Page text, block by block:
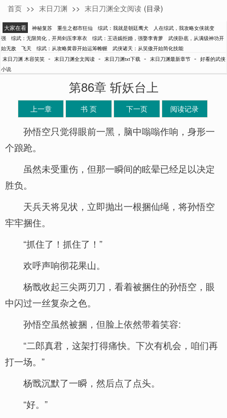
木容笑笑
首页 >> 末日刀渊 >> 末日刀渊全文阅读 (目录)
大家在看 神秘复苏 重生之都市狂仙 综武：我就是朝廷鹰犬
人在综武，我攻略女侠就变
强
综武：无限简化，开局剑压李寒衣 综武：王语嫣拒婚，强娶李青萝
武侠卧底，从满级神功开
始无敌
飞天 综武：从攻略黄蓉开始运筹帷幄
武侠诸天：从笑傲开始简化技能
末日刀渊 木容笑笑 - 末日刀渊全文阅读 - 末日刀渊txt下载 - 末日刀渊最新章节 - 好看的武侠
小说
第86章 斩妖台上
上一章 书 页 下一页 阅读记录
孙悟空只觉得眼前一黑，脑中嗡嗡作响，身形一
个踉跄。
虽然未受重伤，但那一瞬间的眩晕已经足以决定
胜负。
天兵天将见状，立即抛出一根捆仙绳，将孙悟空
牢牢捆住。
“抓住了！抓住了！”
欢呼声响彻花果山。
杨戬收起三尖两刃刀，看着被捆住的孙悟空，眼
中闪过一丝复杂之色。
孙悟空虽然被捆，但脸上依然带着笑容:
“二郎真君，这架打得痛快。下次有机会，咱们再
打一场。”
杨戬沉默了一瞬，然后点了点头。
“好。”